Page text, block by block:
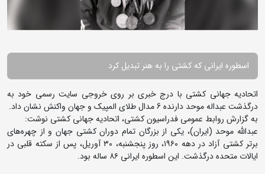
اسطوره ایرانی که کشتی را به هنر تبدیل کرد
اتحادیه جهانی کشتی با درج خبری بر روی خروجی سایت رسمی خود به
درگذشت عبداله موحد دارنده 6 مدال طلای المپیک و جهان واکنش نشان داد.
به گزارش روابط عمومی فدراسیون کشتی، اتحادیه جهانی کشتی نوشت:
عبدالله موحد (ایران)، یکی از بزرگان تمام دوران کشتی جهان و از چهره‌های
برتر کشتی آزاد در دهه ۱۹۶۰، روز پنجشنبه، ۳۰ آوریل، پس از سکته قلبی در
ایالات متحده درگذشت. این اسطوره ایرانی ۸۶ ساله بود.